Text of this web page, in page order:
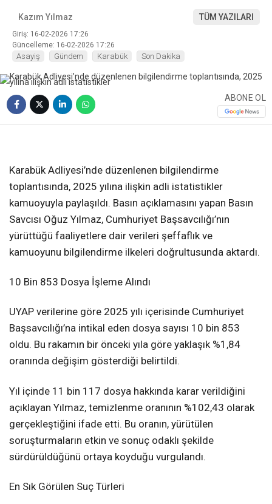
Kazım Yılmaz TÜM YAZILARI
Giriş: 16-02-2026 17:26
Güncelleme: 16-02-2026 17:26
Asayiş Gündem Karabük Son Dakika
ABONE OL
Karabük Adliyesi’nde düzenlenen bilgilendirme
toplantısında, 2025 yılına ilişkin adli istatistikler
kamuoyuyla paylaşıldı. Basın açıklamasını yapan Basın
Savcısı Oğuz Yılmaz, Cumhuriyet Başsavcılığı’nın
yürüttüğü faaliyetlere dair verileri şeffaflık ve
kamuoyunu bilgilendirme ilkeleri doğrultusunda aktardı.
10 Bin 853 Dosya İşleme Alındı
UYAP verilerine göre 2025 yılı içerisinde Cumhuriyet
Başsavcılığı’na intikal eden dosya sayısı 10 bin 853
oldu. Bu rakamın bir önceki yıla göre yaklaşık %1,84
oranında değişim gösterdiği belirtildi.
Yıl içinde 11 bin 117 dosya hakkında karar verildiğini
açıklayan Yılmaz, temizlenme oranının %102,43 olarak
gerçekleştiğini ifade etti. Bu oranın, yürütülen
soruşturmaların etkin ve sonuç odaklı şekilde
sürdürüldüğünü ortaya koyduğu vurgulandı.
En Sık Görülen Suç Türleri